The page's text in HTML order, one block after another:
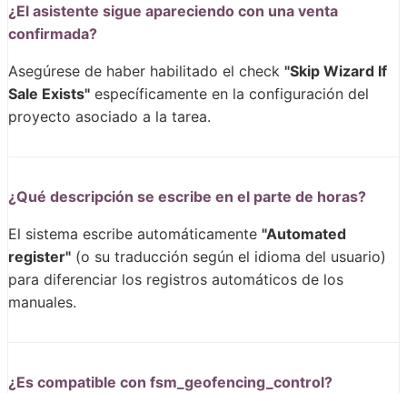
¿El asistente sigue apareciendo con una venta
confirmada?
Asegúrese de haber habilitado el check "Skip Wizard If
Sale Exists" específicamente en la configuración del
proyecto asociado a la tarea.
¿Qué descripción se escribe en el parte de horas?
El sistema escribe automáticamente "Automated
register" (o su traducción según el idioma del usuario)
para diferenciar los registros automáticos de los
manuales.
¿Es compatible con fsm_geofencing_control?